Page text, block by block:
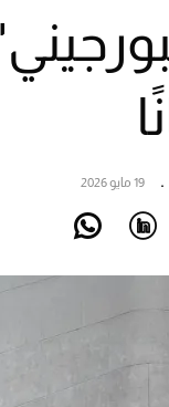
19 مايو 2026